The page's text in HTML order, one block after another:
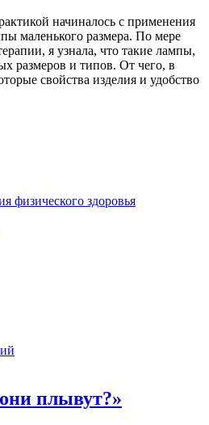
начиналось с применения
маленького размера. По мере
я узнала, что такие лампы,
размеров и типов. От чего, в
свойства изделия и удобство
физического здоровья
плывут?»